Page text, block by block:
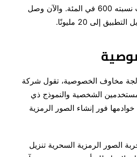
حظي بمعدل نمو بلغت نسبته 600 في المئة. والآن وصل
إلى 20 مليونًا.
مخاوف الخصوصية، تقول شركة
الشخصية والنموذج ذي
فور إنشاء الصور الرمزية
الصور الرمزية السحرية تنزيل